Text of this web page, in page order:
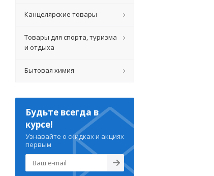
Канцелярские товары
Товары для спорта, туризма
и отдыха
Бытовая химия
Будьте всегда в
курсе!
Узнавайте о скидках и акциях
первым